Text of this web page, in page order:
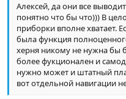
Алексей, да они все
понятно что бы что))) В
приборки вполне хватает.
была функция
херня никому не нужна бы
более фукционален и
нужно может и штатный
вот отдельной навигации